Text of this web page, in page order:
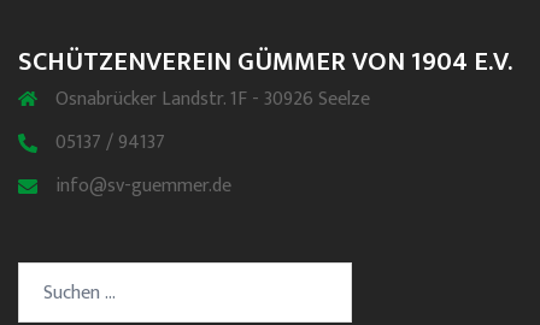
SCHÜTZENVEREIN GÜMMER VON 1904 E.V.
Osnabrücker Landstr. 1F - 30926 Seelze
05137 / 94137
info@sv-guemmer.de
Suchen
nach: